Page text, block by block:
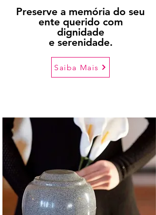
Preserve a memória do seu
ente querido com
dignidade
e serenidade.
Saiba Mais